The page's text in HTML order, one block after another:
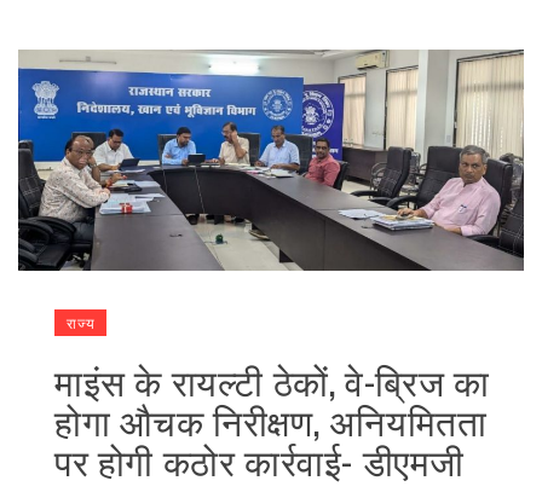
राज्य
माइंस के रायल्टी ठेकों, वे-ब्रिज का
होगा औचक निरीक्षण, अनियमितता
पर होगी कठोर कार्रवाई- डीएमजी